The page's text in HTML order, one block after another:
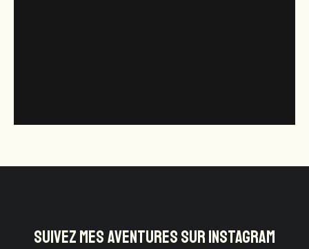
SUIVEZ MES AVENTURES SUR INSTAGRAM